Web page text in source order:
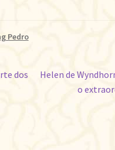
Pedro
dos
Próximo
Helen de
o